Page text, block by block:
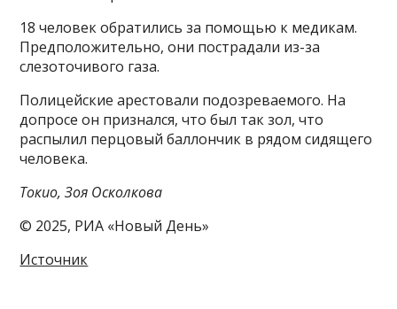
18 человек обратились за помощью к медикам.
Предположительно, они пострадали из-за
слезоточивого газа.
Полицейские арестовали подозреваемого. На
допросе он признался, что был так зол, что
распылил перцовый баллончик в рядом сидящего
человека.
Токио, Зоя Осколкова
© 2025, РИА «Новый День»
Источник